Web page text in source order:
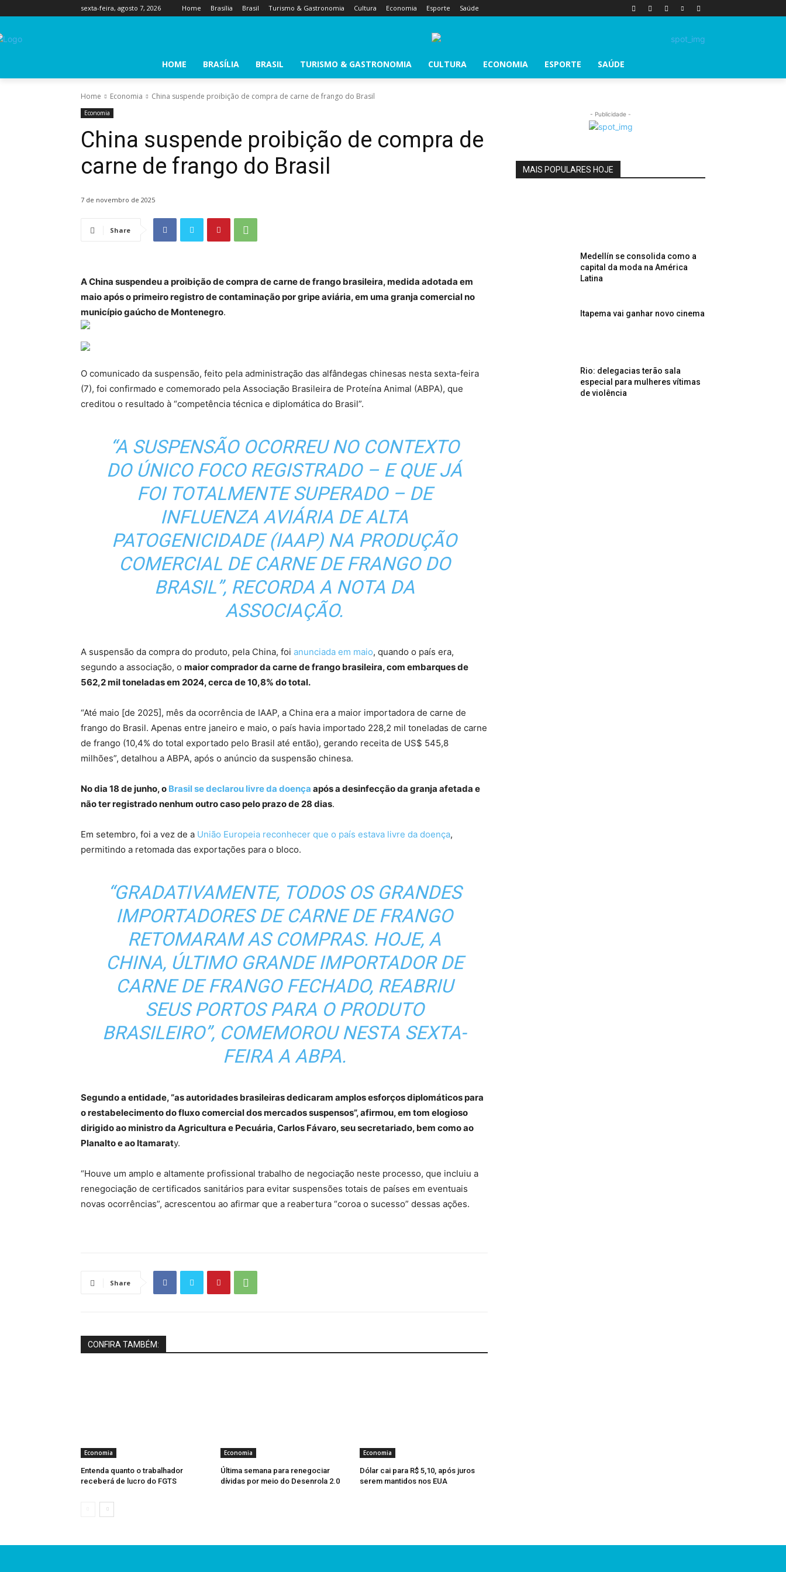
sexta-feira, agosto 7, 2026 Home Brasília Brasil Turismo & Gastronomia Cultura Economia Esporte Saúde
HOME BRASÍLIA BRASIL TURISMO & GASTRONOMIA CULTURA ECONOMIA ESPORTE SAÚDE
Home Economia China suspende proibição de compra de carne de frango do Brasil
Economia
China suspende proibição de compra de
carne de frango do Brasil
7 de novembro de 2025
Share
A China suspendeu a proibição de compra de carne de frango brasileira, medida adotada em
maio após o primeiro registro de contaminação por gripe aviária, em uma granja comercial no
município gaúcho de Montenegro.
O comunicado da suspensão, feito pela administração das alfândegas chinesas nesta sexta-feira
(7), foi confirmado e comemorado pela Associação Brasileira de Proteína Animal (ABPA), que
creditou o resultado à “competência técnica e diplomática do Brasil”.
“A SUSPENSÃO OCORREU NO CONTEXTO
DO ÚNICO FOCO REGISTRADO – E QUE JÁ
FOI TOTALMENTE SUPERADO – DE
INFLUENZA AVIÁRIA DE ALTA
PATOGENICIDADE (IAAP) NA PRODUÇÃO
COMERCIAL DE CARNE DE FRANGO DO
BRASIL”, RECORDA A NOTA DA
ASSOCIAÇÃO.
A suspensão da compra do produto, pela China, foi anunciada em maio, quando o país era,
segundo a associação, o maior comprador da carne de frango brasileira, com embarques de
562,2 mil toneladas em 2024, cerca de 10,8% do total.
“Até maio [de 2025], mês da ocorrência de IAAP, a China era a maior importadora de carne de
frango do Brasil. Apenas entre janeiro e maio, o país havia importado 228,2 mil toneladas de carne
de frango (10,4% do total exportado pelo Brasil até então), gerando receita de US$ 545,8
milhões”, detalhou a ABPA, após o anúncio da suspensão chinesa.
No dia 18 de junho, o Brasil se declarou livre da doença após a desinfecção da granja afetada e
não ter registrado nenhum outro caso pelo prazo de 28 dias.
Em setembro, foi a vez de a União Europeia reconhecer que o país estava livre da doença,
permitindo a retomada das exportações para o bloco.
“GRADATIVAMENTE, TODOS OS GRANDES
IMPORTADORES DE CARNE DE FRANGO
RETOMARAM AS COMPRAS. HOJE, A
CHINA, ÚLTIMO GRANDE IMPORTADOR DE
CARNE DE FRANGO FECHADO, REABRIU
SEUS PORTOS PARA O PRODUTO
BRASILEIRO”, COMEMOROU NESTA SEXTA-
FEIRA A ABPA.
Segundo a entidade, “as autoridades brasileiras dedicaram amplos esforços diplomáticos para
o restabelecimento do fluxo comercial dos mercados suspensos”, afirmou, em tom elogioso
dirigido ao ministro da Agricultura e Pecuária, Carlos Fávaro, seu secretariado, bem como ao
Planalto e ao Itamaraty.
“Houve um amplo e altamente profissional trabalho de negociação neste processo, que incluiu a
renegociação de certificados sanitários para evitar suspensões totais de países em eventuais
novas ocorrências”, acrescentou ao afirmar que a reabertura “coroa o sucesso” dessas ações.
Share
CONFIRA TAMBÉM:
Economia
Entenda quanto o trabalhador
receberá de lucro do FGTS
Economia
Última semana para renegociar
dívidas por meio do Desenrola 2.0
Economia
Dólar cai para R$ 5,10, após juros
serem mantidos nos EUA
- Publicidade -
MAIS POPULARES HOJE
Medellín se consolida como a
capital da moda na América
Latina
Itapema vai ganhar novo cinema
Rio: delegacias terão sala
especial para mulheres vítimas
de violência